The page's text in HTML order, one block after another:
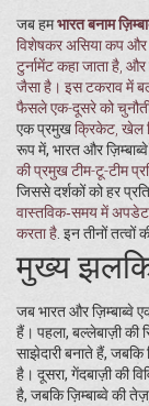
जब हमभारत बनाम
विशेषकर असिया कप
टुर्नामेंटकहा जाता है,
जैसा है। इस टकराव में
फैसले एक-दूसरे को
एक प्रमुखक्रिकेट खेल
रूप में, भारत और
की प्रमुख टीम-टू-टीम
जिससे दर्शकों को हर
वास्तविक‑समय में अपडेट
करता है . इन तीनों तत्वों
मुख्य
जब भारत और
हैं। पहला, बल्लेबाज़ी की
साझेदारी बनाते हैं, जबकि
है। दूसरा, गेंदबाज़ी की
है, जबकि ज़िम्बाब्वे की